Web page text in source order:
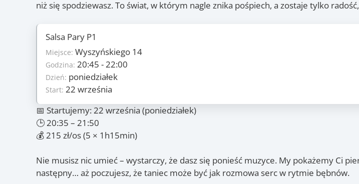
niż się spodziewasz. To świat, w którym nagle znika pośpiech, a zostaje tylko
Salsa Pary P1
Miejsce: Wyszyńskiego 14
Godzina: 20:45 - 22:00
Dzień: poniedziałek
Start: 22 września
Szczegóły
Ilość zajęć:5
Cena:215 PLN/os
Dzień: poniedziałek
Start: 22 września
Koniec:20 października
Zajęcia
22.09(pon.), 29.09(pon.), 6.10
📅 Startujemy: 22 września (poniedziałek)
🕒 20:35 – 21:50
💰 215 zł/os (5 × 1h15min)
Nie musisz nic umieć – wystarczy, że dasz się ponieść muzyce. My pokażemy Ci
następny… aż poczujesz, że taniec może być jak rozmowa serc w rytmie bębnów.